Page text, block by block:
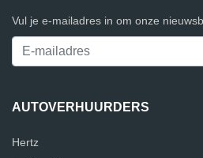
Vul je e-mailadres in om onze
AUTOVERHUURDERS
Hertz